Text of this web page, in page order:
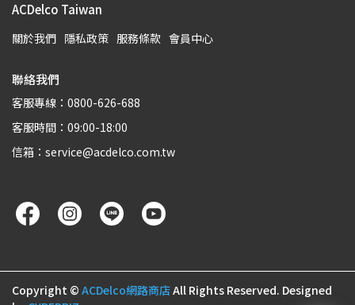
ACDelco Taiwan
關於我們 隱私政策 服務條款 會員中心
聯絡我們
客服專線：0800-626-688
客服時間：09:00-18:00
信箱：service@acdelco.com.tw
Copyright © ACDelco網路商店All Rights Reserved. Designed